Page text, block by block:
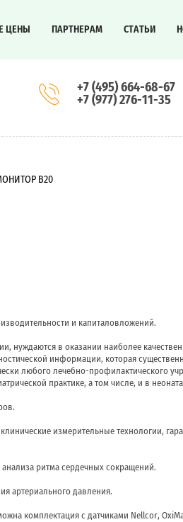
ЦЕНЫ ПАРТНЕРАМ СТАТЬИ
+7 (495) 664-68-67
+7 (977) 276-11-35
B20
и капиталовложений.
нуждаются в оказании наиболее
информации, которая
любого лечебно-профилактического
практике, а том числе, и в
измерительные технологии,
ритма сердечных сокращений.
артериального давления.
комплектация с датчиками Nellcor,